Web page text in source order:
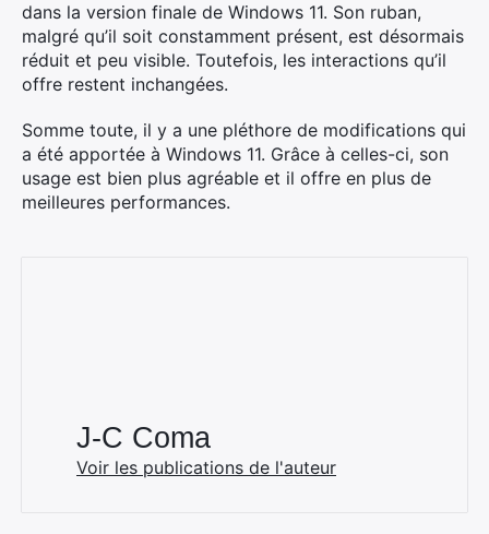
dans la version finale de Windows 11. Son ruban,
malgré qu’il soit constamment présent, est désormais
réduit et peu visible. Toutefois, les interactions qu’il
offre restent inchangées.
Somme toute, il y a une pléthore de modifications qui
a été apportée à Windows 11. Grâce à celles-ci, son
usage est bien plus agréable et il offre en plus de
meilleures performances.
J-C Coma
Voir les publications de l'auteur